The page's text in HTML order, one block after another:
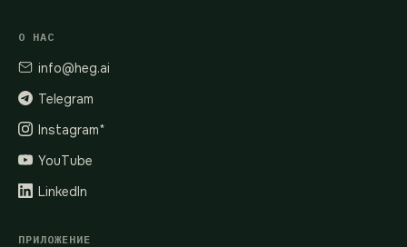
О НАС
info@heg.ai
Telegram
Instagram*
YouTube
LinkedIn
ПРИЛОЖЕНИЕ